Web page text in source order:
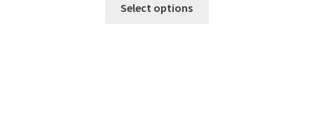
Select options